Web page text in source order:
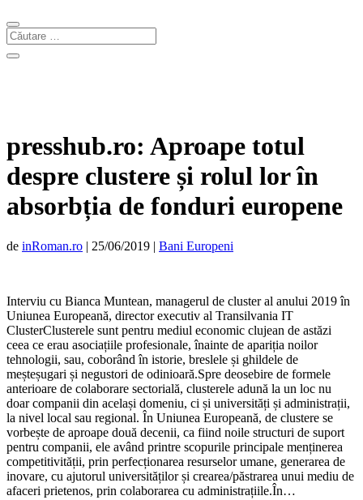
presshub.ro: Aproape totul
despre clustere și rolul lor în
absorbția de fonduri europene
de inRoman.ro | 25/06/2019 | Bani Europeni
Interviu cu Bianca Muntean, managerul de cluster al anului 2019 în
Uniunea Europeană, director executiv al Transilvania IT
ClusterClusterele sunt pentru mediul economic clujean de astăzi
ceea ce erau asociațiile profesionale, înainte de apariția noilor
tehnologii, sau, coborând în istorie, breslele și ghildele de
meșteșugari și negustori de odinioară.Spre deosebire de formele
anterioare de colaborare sectorială, clusterele adună la un loc nu
doar companii din același domeniu, ci și universități și administrații,
la nivel local sau regional. În Uniunea Europeană, de clustere se
vorbește de aproape două decenii, ca fiind noile structuri de suport
pentru companii, ele având printre scopurile principale menținerea
competitivității, prin perfecționarea resurselor umane, generarea de
inovare, cu ajutorul universităților și crearea/păstrarea unui mediu de
afaceri prietenos, prin colaborarea cu administrațiile.În…